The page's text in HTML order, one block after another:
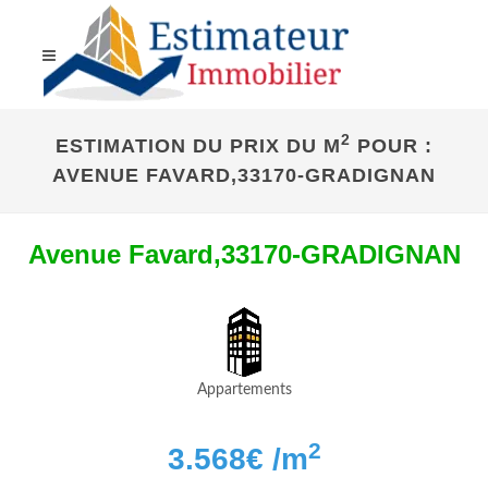
ESTIMATION DU PRIX DU M2 POUR :
AVENUE FAVARD,33170-GRADIGNAN
Avenue Favard,33170-GRADIGNAN
Appartements
3.568€ /m2